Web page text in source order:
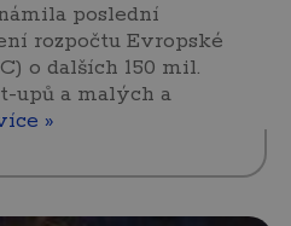
poslední
rozpočtu Evropské
o dalších 150 mil.
upů a malých a
»